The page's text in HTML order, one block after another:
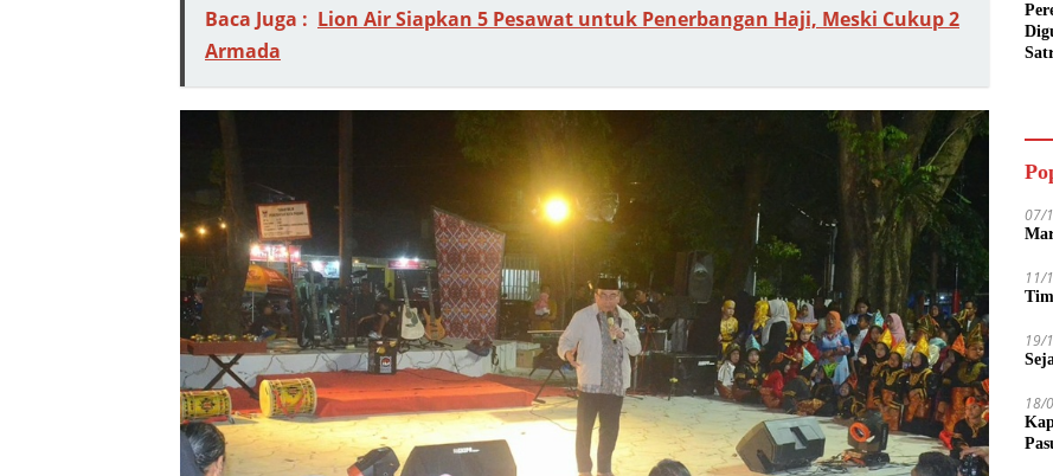
Baca Juga : Lion Air Siapkan 5 Pesawat untuk Penerbangan Haji, Meski Cukup 2
Armada
07/
11/
19/
18/